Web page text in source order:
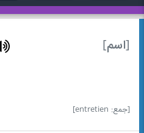
[اسم]
[جمع: entretien]